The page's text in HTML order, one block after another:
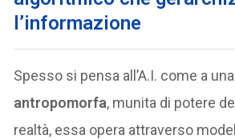
l’informazione
Spesso si pensa all’A.I. come a
antropomorfa, munita di potere
realtà, essa opera attraverso